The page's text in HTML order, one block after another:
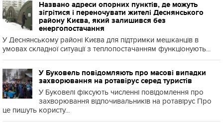
Названо адреси опорних пунктів, де можуть
зігрітися і переночувати жителі Деснянського
району Києва, який залишився без
енергопостачання
У Деснянському районі Києва для підтримки мешканців в
умовах складної ситуації з теплопостачанням функціонують...
У Буковель повідомляють про масові випадки
захворювання на ротавірус серед туристів
У Буковелі фіксують численні повідомлення про
захворювання відпочивальників на ротавірус Про
це пишуть користу...